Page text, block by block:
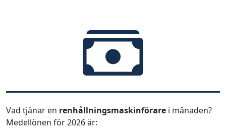
Vad tjänar en renhållningsmaskinförare i månaden?
Medellönen för 2026 är: